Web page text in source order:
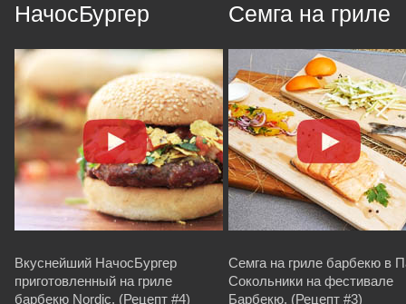
НачосБургер
Вкуснейший НачосБургер
приготовленный на гриле
барбекю Nordic. (Рецепт #4)
Семга на гриле
Семга на гриле барбекю в
Сокольники на фестивале
Барбекю. (Рецепт #3)